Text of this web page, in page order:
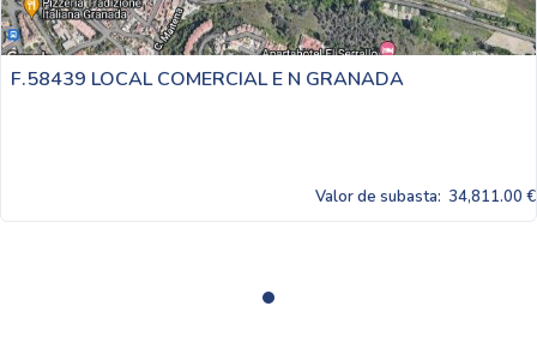
F.58439 LOCAL COMERCIAL E N GRANADA
Valor de subasta: 34,811.00 €